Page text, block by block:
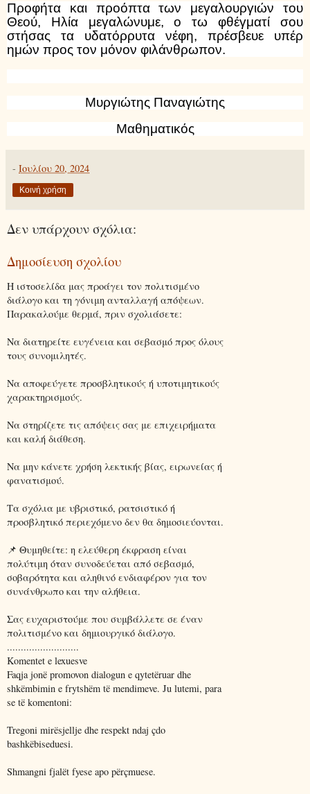
Προφήτα και προόπτα των μεγαλουργιών του
Θεού, Ηλία μεγαλώνυμε, ο τω φθέγματί σου
στήσας τα υδατόρρυτα νέφη, πρέσβευε υπέρ
ημών προς τον μόνον φιλάνθρωπον.
Μυργιώτης Παναγιώτης
Μαθηματικός
- Ιουλίου 20, 2024
Κοινή χρήση
Δεν υπάρχουν σχόλια:
Δημοσίευση σχολίου
Η ιστοσελίδα μας προάγει τον πολιτισμένο
διάλογο και τη γόνιμη ανταλλαγή απόψεων.
Παρακαλούμε θερμά, πριν σχολιάσετε:
Να διατηρείτε ευγένεια και σεβασμό προς όλους
τους συνομιλητές.
Να αποφεύγετε προσβλητικούς ή υποτιμητικούς
χαρακτηρισμούς.
Να στηρίζετε τις απόψεις σας με επιχειρήματα
και καλή διάθεση.
Να μην κάνετε χρήση λεκτικής βίας, ειρωνείας ή
φανατισμού.
Τα σχόλια με υβριστικό, ρατσιστικό ή
προσβλητικό περιεχόμενο δεν θα δημοσιεύονται.
📌 Θυμηθείτε: η ελεύθερη έκφραση είναι
πολύτιμη όταν συνοδεύεται από σεβασμό,
σοβαρότητα και αληθινό ενδιαφέρον για τον
συνάνθρωπο και την αλήθεια.
Σας ευχαριστούμε που συμβάλλετε σε έναν
πολιτισμένο και δημιουργικό διάλογο.
..........................
Komentet e lexuesve
Faqja jonë promovon dialogun e qytetëruar dhe
shkëmbimin e frytshëm të mendimeve. Ju lutemi, para
se të komentoni:
Tregoni mirësjellje dhe respekt ndaj çdo
bashkëbiseduesi.
Shmangni fjalët fyese apo përçmuese.